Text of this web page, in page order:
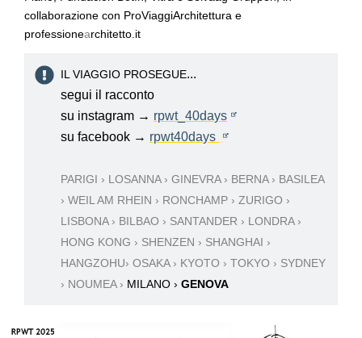
collaborazione con ProViaggiArchitettura e
professionearchitetto.it
IL VIAGGIO PROSEGUE...
segui il racconto
su instagram → rpwt_40days
su facebook → rpwt40days
PARIGI › LOSANNA › GINEVRA › BERNA › BASILEA
› WEIL AM RHEIN › RONCHAMP › ZURIGO ›
LISBONA › BILBAO › SANTANDER › LONDRA ›
HONG KONG › SHENZEN › SHANGHAI ›
HANGZOHU› OSAKA › KYOTO › TOKYO › SYDNEY
› NOUMEA › MILANO › GENOVA